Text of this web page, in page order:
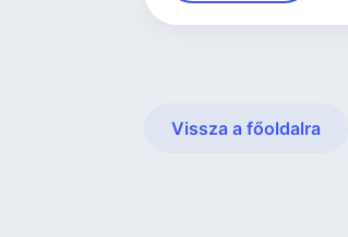
Vissza a főoldalra